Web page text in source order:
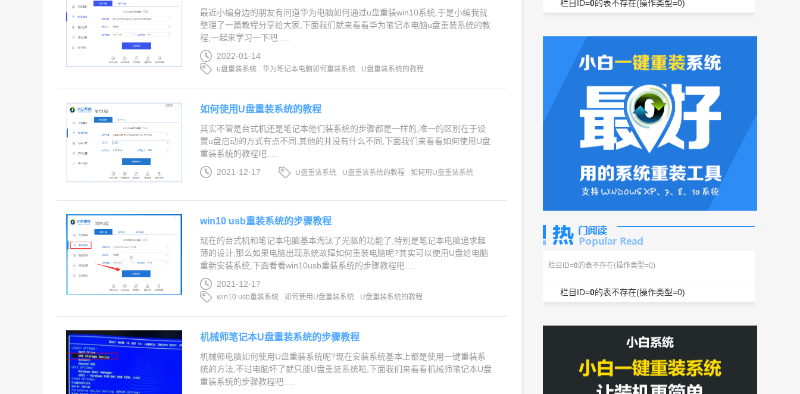
最近小编身边的朋友有问道华为电脑如何通过u盘重装win10系统,于是小编我就
整理了一篇教程分享给大家,下面我们就来看看华为笔记本电脑u盘重装系统的教
程,一起来学习一下吧.....
2022-01-14
u盘重装系统 华为笔记本电脑如何重装系统 U盘重装系统的教程
如何使用U盘重装系统的教程
其实不管是台式机还是笔记本他们装系统的步骤都是一样的,唯一的区别在于设
置u盘启动的方式有点不同,其他的并没有什么不同,下面我们来看看如何使用U盘
重装系统的教程吧.....
2021-12-17
U盘重装系统 U盘重装系统的教程 如何用U盘重装系统
win10 usb重装系统的步骤教程
现在的台式机和笔记本电脑基本淘汰了光驱的功能了,特别是笔记本电脑追求超
薄的设计,那么如果电脑出现系统故障如何重装电脑呢?其实可以使用U盘给电脑
重新安装系统,下面看看win10usb重装系统的步骤教程吧.....
2021-12-17
win10 usb重装系统 如何使用U盘重装系统 U盘重装系统的教程
机械师笔记本U盘重装系统的步骤教程
机械师电脑如何使用U盘重装系统呢?现在安装系统基本上都是使用一键重装系
统的方法,不过电脑坏了就只能U盘重装系统啦,下面我们来看看机械师笔记本U盘
重装系统的步骤教程吧.....
栏目ID=0的表不存在(操作类型=0)
栏目ID=0 的表不存在(操作类型=0)
栏目ID=0的表不存在(操作类型=0)